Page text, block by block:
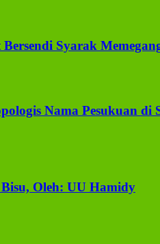
Syarak
Nama Pesukuan
Oleh: UU Hamidy